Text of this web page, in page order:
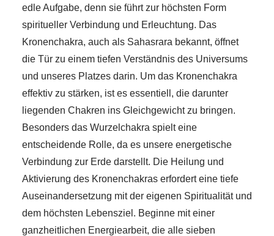
edle Aufgabe, denn sie führt zur höchsten Form
spiritueller Verbindung und Erleuchtung. Das
Kronenchakra, auch als Sahasrara bekannt, öffnet
die Tür zu einem tiefen Verständnis des Universums
und unseres Platzes darin. Um das Kronenchakra
effektiv zu stärken, ist es essentiell, die darunter
liegenden Chakren ins Gleichgewicht zu bringen.
Besonders das Wurzelchakra spielt eine
entscheidende Rolle, da es unsere energetische
Verbindung zur Erde darstellt. Die Heilung und
Aktivierung des Kronenchakras erfordert eine tiefe
Auseinandersetzung mit der eigenen Spiritualität und
dem höchsten Lebensziel. Beginne mit einer
ganzheitlichen Energiearbeit, die alle sieben